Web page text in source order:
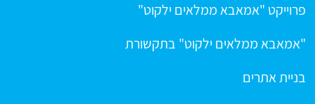
פרוייקט "אמאבא ממלאים ילקוט"
"אמאבא ממלאים ילקוט" בתקשורת
בניית אתרים